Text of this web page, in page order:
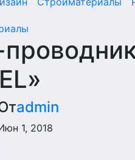
admin
1, 2018